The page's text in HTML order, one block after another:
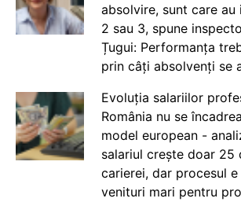
absolvire, sunt care au
2 sau 3, spune
Țugui: Performanța
prin câți absolvenți se
Evoluția salariilor
România nu se
model european -
salariul crește doar 25
carierei, dar procesul
venituri mari pentru